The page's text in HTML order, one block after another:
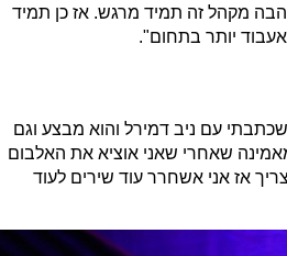
מקהל זה תמיד מרגש. אז כן תמיד
יותר בתחום".
עם ניב דמירל והוא מבצע וגם
שאחרי שאני אוציא את האלבום
אז אני אשחרר עוד שירים לעוד